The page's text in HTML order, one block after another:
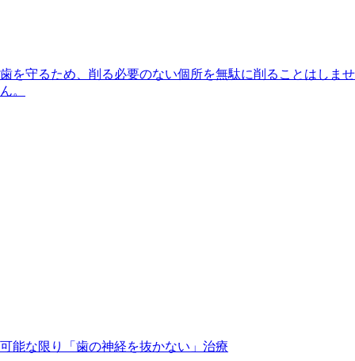
歯を守るため、削る必要のない個所を無駄に削ることはしませ
ん。
可能な限り「歯の神経を抜かない」治療